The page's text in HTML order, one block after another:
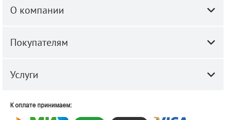
О компании
Покупателям
Услуги
К оплате принимаем: